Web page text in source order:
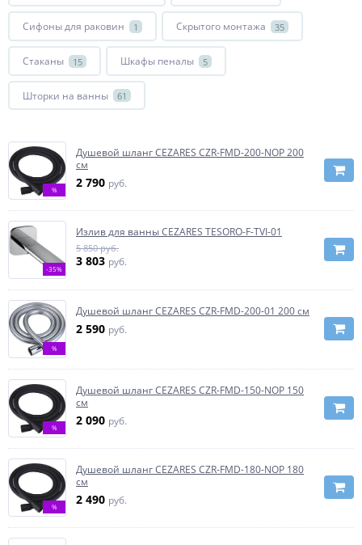
Сифоны для раковин 1 Скрытого монтажа 35
Стаканы 15 Шкафы пеналы 5
Шторки на ванны 61
%
Душевой шланг CEZARES CZR-FMD-200-NOP 200
см
2 790 руб.
-35%
Излив для ванны CEZARES TESORO-F-TVI-01
5 850 руб.
3 803 руб.
%
Душевой шланг CEZARES CZR-FMD-200-01 200 см
2 590 руб.
%
Душевой шланг CEZARES CZR-FMD-150-NOP 150
см
2 090 руб.
%
Душевой шланг CEZARES CZR-FMD-180-NOP 180
см
2 490 руб.